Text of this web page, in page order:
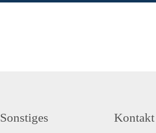
Sonstiges Kontakt